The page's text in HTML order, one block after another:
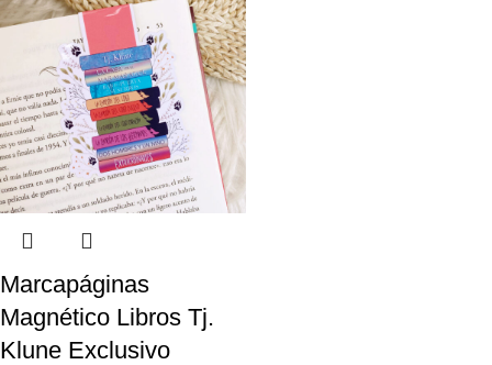
Marcapáginas
Magnético Libros Tj.
Klune Exclusivo